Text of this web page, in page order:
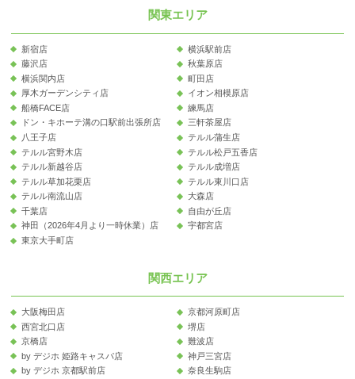
関東エリア
新宿店
横浜駅前店
藤沢店
秋葉原店
横浜関内店
町田店
厚木ガーデンシティ店
イオン相模原店
船橋FACE店
練馬店
ドン・キホーテ溝の口駅前出張所店
三軒茶屋店
八王子店
テルル蒲生店
テルル宮野木店
テルル松戸五香店
テルル新越谷店
テルル成増店
テルル草加花栗店
テルル東川口店
テルル南流山店
大森店
千葉店
自由が丘店
神田（2026年4月より一時休業）店
宇都宮店
東京大手町店
関西エリア
大阪梅田店
京都河原町店
西宮北口店
堺店
京橋店
難波店
by デジホ 姫路キャスパ店
神戸三宮店
by デジホ 京都駅前店
奈良生駒店